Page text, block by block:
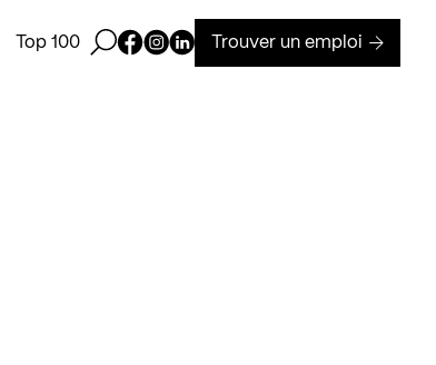
Top 100 Ouvrir la barre de recherche
Page Facebook de Kollectif
Page Instagram de Kollectif
Page Linkedin de Kollectif
Trouver un emploi